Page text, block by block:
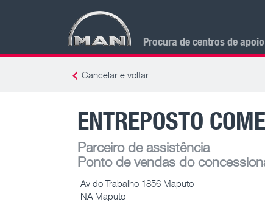
Procura de centros de apoio
Cancelar e voltar
ENTREPOSTO
Parceiro de assistência
Ponto de vendas do
Av do Trabalho 1856 Maputo
NA Maputo